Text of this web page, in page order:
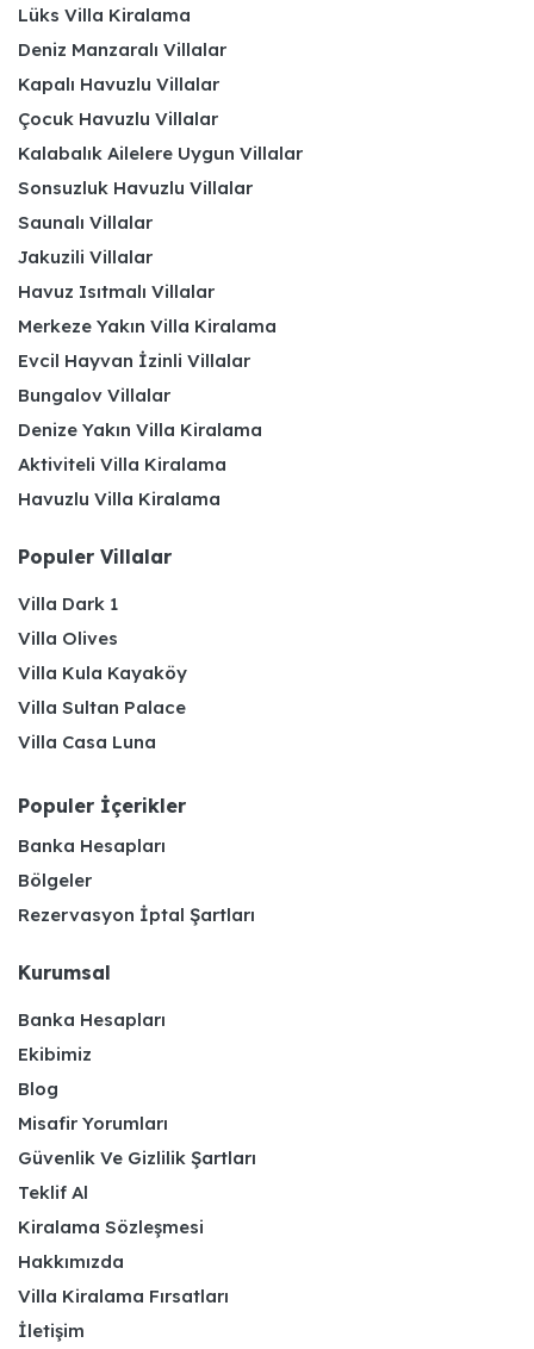
Lüks Villa Kiralama
Deniz Manzaralı Villalar
Kapalı Havuzlu Villalar
Çocuk Havuzlu Villalar
Kalabalık Ailelere Uygun Villalar
Sonsuzluk Havuzlu Villalar
Saunalı Villalar
Jakuzili Villalar
Havuz Isıtmalı Villalar
Merkeze Yakın Villa Kiralama
Evcil Hayvan İzinli Villalar
Bungalov Villalar
Denize Yakın Villa Kiralama
Aktiviteli Villa Kiralama
Havuzlu Villa Kiralama
Populer Villalar
Villa Dark 1
Villa Olives
Villa Kula Kayaköy
Villa Sultan Palace
Villa Casa Luna
Populer İçerikler
Banka Hesapları
Bölgeler
Rezervasyon İptal Şartları
Kurumsal
Banka Hesapları
Ekibimiz
Blog
Misafir Yorumları
Güvenlik Ve Gizlilik Şartları
Teklif Al
Kiralama Sözleşmesi
Hakkımızda
Villa Kiralama Fırsatları
İletişim